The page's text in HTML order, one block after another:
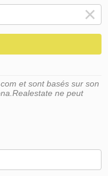
et sont basés sur son
ne peut